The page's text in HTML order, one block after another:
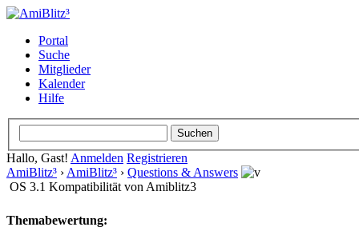
Portal
Suche
Mitglieder
Kalender
Hilfe
Hallo, Gast! Anmelden Registrieren
AmiBlitz³ › AmiBlitz³ › Questions & Answers
OS 3.1 Kompatibilität von Amiblitz3
Themabewertung: